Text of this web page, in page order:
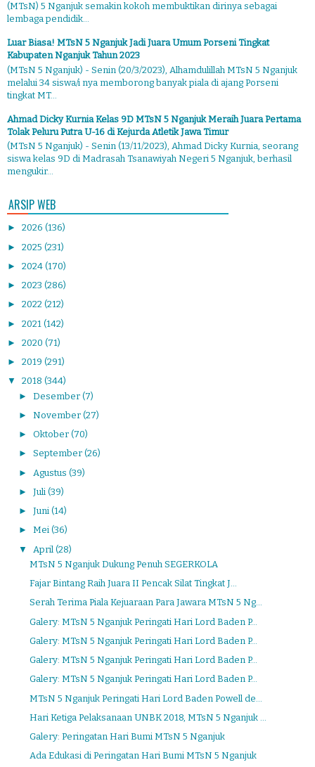
(MTsN) 5 Nganjuk semakin kokoh membuktikan dirinya sebagai
lembaga pendidik...
Luar Biasa! MTsN 5 Nganjuk Jadi Juara Umum Porseni Tingkat
Kabupaten Nganjuk Tahun 2023
(MTsN 5 Nganjuk) - Senin (20/3/2023), Alhamdulillah MTsN 5 Nganjuk
melalui 34 siswa/i nya memborong banyak piala di ajang Porseni
tingkat MT...
Ahmad Dicky Kurnia Kelas 9D MTsN 5 Nganjuk Meraih Juara Pertama
Tolak Peluru Putra U-16 di Kejurda Atletik Jawa Timur
(MTsN 5 Nganjuk) - Senin (13/11/2023), Ahmad Dicky Kurnia, seorang
siswa kelas 9D di Madrasah Tsanawiyah Negeri 5 Nganjuk, berhasil
mengukir...
ARSIP WEB
► 2026 (136)
► 2025 (231)
► 2024 (170)
► 2023 (286)
► 2022 (212)
► 2021 (142)
► 2020 (71)
► 2019 (291)
▼ 2018 (344)
► Desember (7)
► November (27)
► Oktober (70)
► September (26)
► Agustus (39)
► Juli (39)
► Juni (14)
► Mei (36)
▼ April (28)
MTsN 5 Nganjuk Dukung Penuh SEGERKOLA
Fajar Bintang Raih Juara II Pencak Silat Tingkat J...
Serah Terima Piala Kejuaraan Para Jawara MTsN 5 Ng...
Galery: MTsN 5 Nganjuk Peringati Hari Lord Baden P...
Galery: MTsN 5 Nganjuk Peringati Hari Lord Baden P...
Galery: MTsN 5 Nganjuk Peringati Hari Lord Baden P...
Galery: MTsN 5 Nganjuk Peringati Hari Lord Baden P...
MTsN 5 Nganjuk Peringati Hari Lord Baden Powell de...
Hari Ketiga Pelaksanaan UNBK 2018, MTsN 5 Nganjuk ...
Galery: Peringatan Hari Bumi MTsN 5 Nganjuk
Ada Edukasi di Peringatan Hari Bumi MTsN 5 Nganjuk